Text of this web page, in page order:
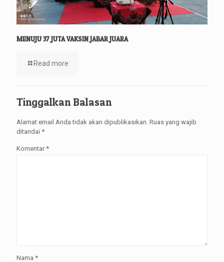
MENUJU 37 JUTA VAKSIN JABAR JUARA
Read more
Tinggalkan Balasan
Alamat email Anda tidak akan dipublikasikan. Ruas yang wajib
ditandai *
Komentar *
Nama *